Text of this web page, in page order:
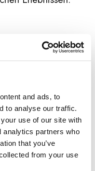
and ads, to
to analyse our traffic.
use of our site with
analytics partners who
that you’ve
from your use